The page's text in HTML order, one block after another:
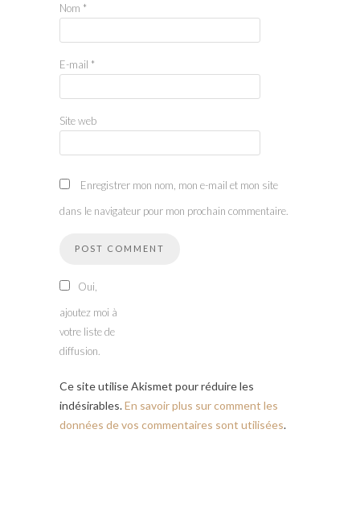
Nom *
E-mail *
Site web
Enregistrer mon nom, mon e-mail et mon site
dans le navigateur pour mon prochain commentaire.
Oui,
ajoutez moi à
votre liste de
diffusion.
Ce site utilise Akismet pour réduire les
indésirables.En savoir plus sur comment les
données de vos commentaires sont utilisées.